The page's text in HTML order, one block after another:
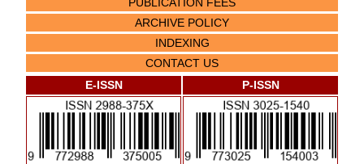
PUBLICATION FEES
ARCHIVE POLICY
INDEXING
CONTACT US
E-ISSN
P-ISSN